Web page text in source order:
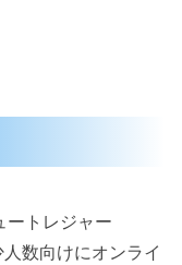
ートレジャー
人数向けにオンライ